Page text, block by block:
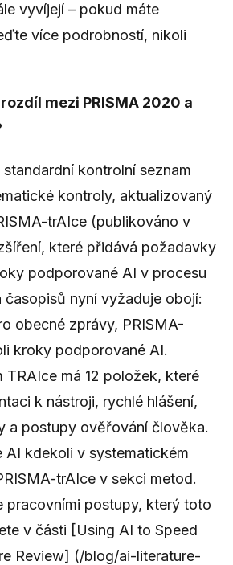
vyvíjejí – pokud máte
více podrobností, nikoli
mezi PRISMA 2020 a
kontrolní seznam
kontroly, aktualizovaný
trAIce (publikováno v
které přidává požadavky
podporované AI v procesu
časopisů nyní vyžaduje obojí:
obecné zprávy, PRISMA-
kroky podporované AI.
TRAIce má 12 položek, které
k nástroji, rychlé hlášení,
a postupy ověřování člověka.
AI kdekoli v systematickém
trAIce v sekci metod.
pracovními postupy, který toto
v části [Using AI to Speed
Review] (/blog/ai-literature-